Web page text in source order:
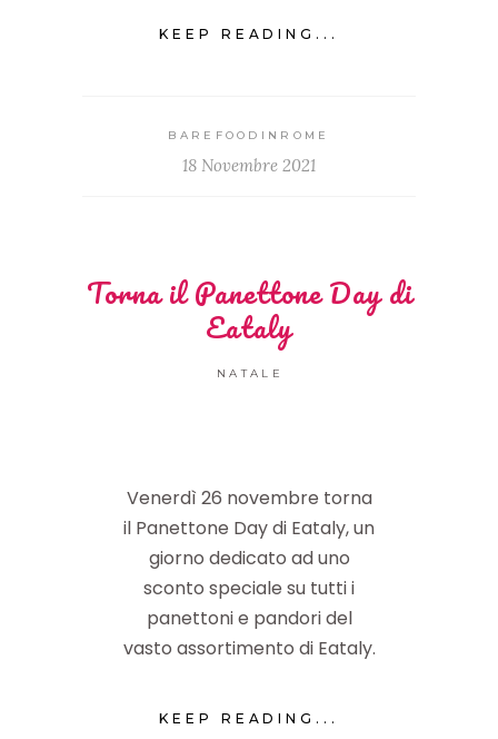
KEEP READING...
BAREFOODINROME
18 Novembre 2021
Torna il Panettone Day di
Eataly
NATALE
Venerdì 26 novembre torna
il Panettone Day di Eataly, un
giorno dedicato ad uno
sconto speciale su tutti i
panettoni e pandori del
vasto assortimento di Eataly.
KEEP READING...